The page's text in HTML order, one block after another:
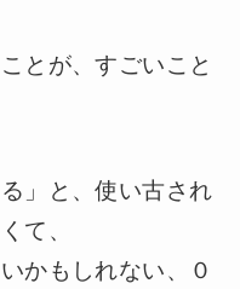
とが、すごいこと
」と、使い古され
て、
かもしれない、０